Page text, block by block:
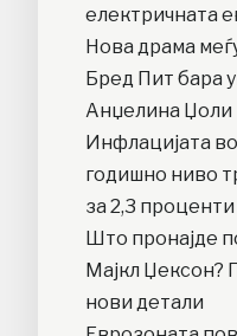
електричната
Нова драма
Бред Пит бара
Анџелина Џоли
Инфлацијата во
годишно ниво
за 2,3 проценти
Што пронајде
Мајкл Џексон?
нови детали